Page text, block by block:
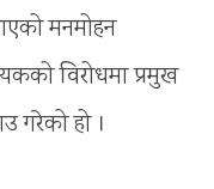
मनमोहन
विरोधमा प्रमुख
गरेको हो ।